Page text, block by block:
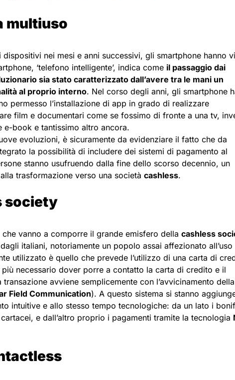
multiuso
nei mesi e anni successivi, gli smartphone hanno
‘telefono intelligente’, indica come il passaggio dai
sia stato caratterizzato dall’avere tra le mani un
al proprio interno. Nel corso degli anni, gli smartphone
permesso l’installazione di app in grado di realizzare
film e documentari come se fossimo di fronte a una tv,
book e tantissimo altro ancora.
evoluzioni, è sicuramente da evidenziare il fatto che da
la possibilità di includere dei sistemi di pagamento al
stanno usufruendo dalla fine dello scorso decennio, un
trasformazione verso una società cashless.
society
vanno a comporre il grande emisfero della cashless
italiani, notoriamente un popolo assai affezionato all’uso
utilizzato è quello che prevede l’utilizzo di una carta di
necessario dover porre a contatto la carta di credito e il
avviene semplicemente con l’avvicinamento della
Field Communication). A questo sistema si stanno
intuitive e allo stesso tempo tecnologiche: da un lato i
e dall’altro proprio i pagamenti tramite la tecnologia